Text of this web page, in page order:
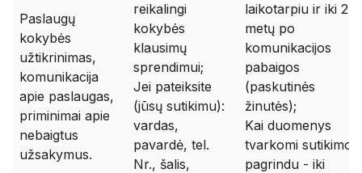
Paslaugų
kokybės
užtikrinimas,
komunikacija
apie paslaugas,
priminimai apie
nebaigtus
užsakymus.
reikalingi
kokybės
klausimų
sprendimui;
Jei pateiksite
(jūsų sutikimu):
vardas,
pavardė, tel.
Nr., šalis,
laikotarpiu ir iki 2
metų po
komunikacijos
pabaigos
(paskutinės
žinutės);
Kai duomenys
tvarkomi sutikimo
pagrindu - iki